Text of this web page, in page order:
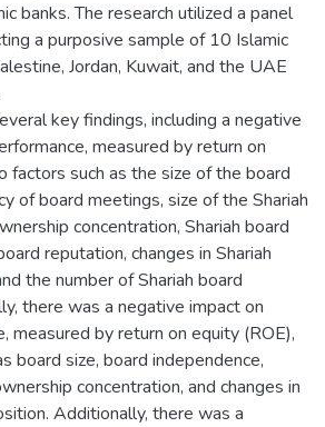
banks. The research utilized a panel
a purposive sample of 10 Islamic
Jordan, Kuwait, and the UAE
key findings, including a negative
measured by return on
factors such as the size of the board
of board meetings, size of the Shariah
concentration, Shariah board
reputation, changes in Shariah
the number of Shariah board
there was a negative impact on
measured by return on equity (ROE),
board size, board independence,
concentration, and changes in
Additionally, there was a